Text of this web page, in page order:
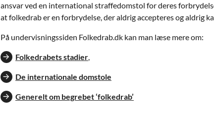
ansvar ved en international straffedomstol for deres
at folkedrab er en forbrydelse, der aldrig accepteres og aldrig
På undervisningssiden Folkedrab.dk kan man læse mere om:
Folkedrabets stadier,
De internationale domstole
Generelt om begrebet ‘folkedrab’